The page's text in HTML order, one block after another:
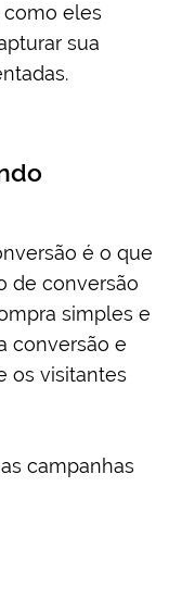
eles
sua
é o que
de conversão
simples e
conversão e
os visitantes
campanhas